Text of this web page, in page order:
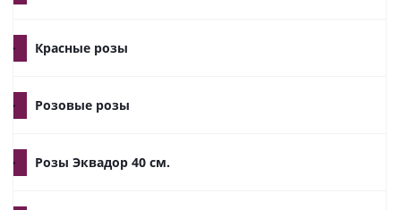
Красные розы
Розовые розы
Розы Эквадор 40 см.